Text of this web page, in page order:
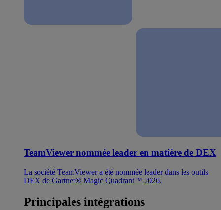
TeamViewer nommée leader en matière de DEX
La société TeamViewer a été nommée leader dans les outils
DEX de Gartner® Magic Quadrant™ 2026.
Principales intégrations